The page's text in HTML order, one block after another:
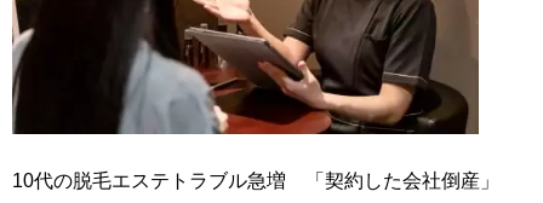
10代の脱毛エステトラブル急増 「契約した会社倒産」